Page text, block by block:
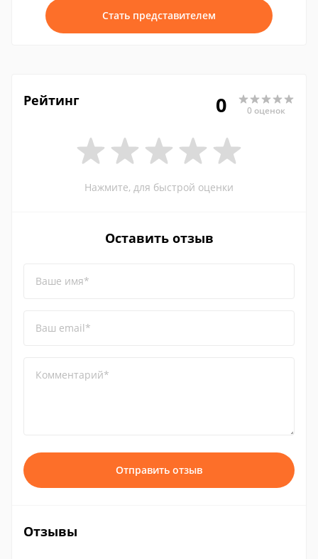
Стать представителем
Рейтинг 0 0 оценок
Нажмите, для быстрой оценки
Оставить отзыв
Ваше имя*
Ваш email*
Комментарий*
Отправить отзыв
Отзывы